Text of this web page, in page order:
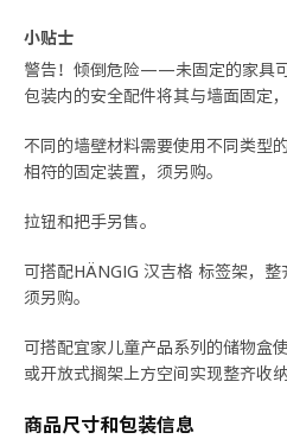
小贴士
警告！倾倒危险——未固定的家具
包装内的安全配件将其与墙面固定，
不同的墙壁材料需要使用不同类型
相符的固定装置，须另购。
拉钮和把手另售。
可搭配HÄNGIG 汉吉格 标签架，
须另购。
可搭配宜家儿童产品系列的储物盒
或开放式搁架上方空间实现整齐收
商品尺寸和包装信息